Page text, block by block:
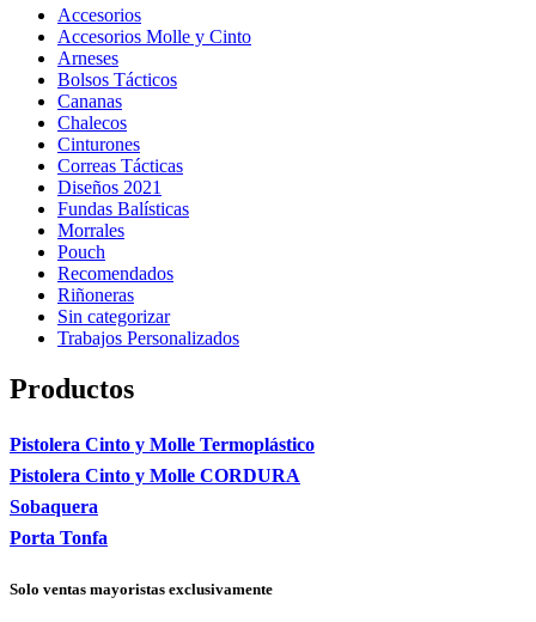
Accesorios
Accesorios Molle y Cinto
Arneses
Bolsos Tácticos
Cananas
Chalecos
Cinturones
Correas Tácticas
Diseños 2021
Fundas Balísticas
Morrales
Pouch
Recomendados
Riñoneras
Sin categorizar
Trabajos Personalizados
Productos
Pistolera Cinto y Molle Termoplástico
Pistolera Cinto y Molle CORDURA
Sobaquera
Porta Tonfa
Solo ventas mayoristas exclusivamente